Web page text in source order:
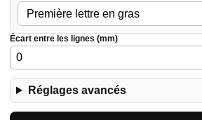
Écart entre les lignes (mm)
Réglages avancés